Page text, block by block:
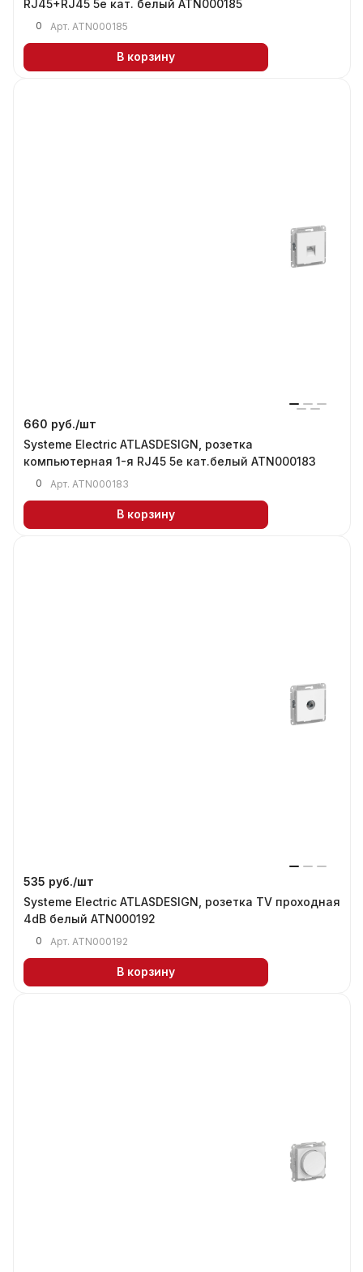
RJ45+RJ45 5е кат. белый ATN000185
0 Арт. ATN000185
В корзину
660 руб./шт
Systeme Electric ATLASDESIGN, розетка
компьютерная 1-я RJ45 5е кат.белый ATN000183
0 Арт. ATN000183
В корзину
535 руб./шт
Systeme Electric ATLASDESIGN, розетка TV проходная
4dB белый ATN000192
0 Арт. ATN000192
В корзину